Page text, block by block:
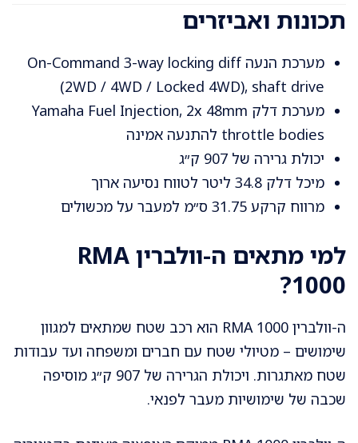
תכונות ואביזרים
מערכת הנעה On-Command 3-way locking diff
(2WD / 4WD / Locked 4WD), shaft drive
מערכת דלק Yamaha Fuel Injection, 2x 48mm
throttle bodies להתנעה אמינה
יכולת גרירה של 907 ק״ג
מיכל דלק 34.8 ליטר לטווח נסיעה ארוך
מרווח קרקע 31.75 ס״מ למעבר על מכשולים
למי מתאים ה-וולברין RMA
1000?
ה-וולברין RMA 1000 הוא רכב שטח שמתאים למגוון
שימושים – מטיולי שטח עם חברים ומשפחה ועד עבודות
שטח מאתגרות. ויכולת הגרירה של 907 ק״ג מוסיפה
שכבה של שימושיות מעבר לפנאי.